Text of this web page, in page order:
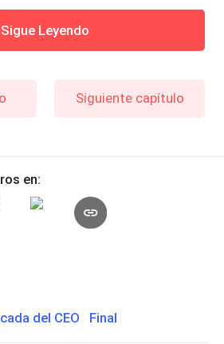
Sigue Leyendo
Siguiente capítulo
en:
del CEO Final